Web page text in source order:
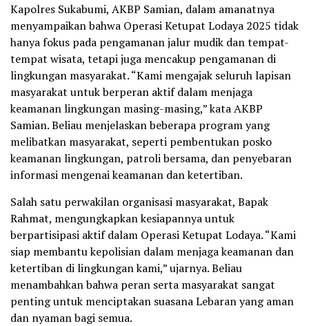
Kapolres Sukabumi, AKBP Samian, dalam amanatnya
menyampaikan bahwa Operasi Ketupat Lodaya 2025 tidak
hanya fokus pada pengamanan jalur mudik dan tempat-
tempat wisata, tetapi juga mencakup pengamanan di
lingkungan masyarakat. “Kami mengajak seluruh lapisan
masyarakat untuk berperan aktif dalam menjaga
keamanan lingkungan masing-masing,” kata AKBP
Samian. Beliau menjelaskan beberapa program yang
melibatkan masyarakat, seperti pembentukan posko
keamanan lingkungan, patroli bersama, dan penyebaran
informasi mengenai keamanan dan ketertiban.
Salah satu perwakilan organisasi masyarakat, Bapak
Rahmat, mengungkapkan kesiapannya untuk
berpartisipasi aktif dalam Operasi Ketupat Lodaya. “Kami
siap membantu kepolisian dalam menjaga keamanan dan
ketertiban di lingkungan kami,” ujarnya. Beliau
menambahkan bahwa peran serta masyarakat sangat
penting untuk menciptakan suasana Lebaran yang aman
dan nyaman bagi semua.